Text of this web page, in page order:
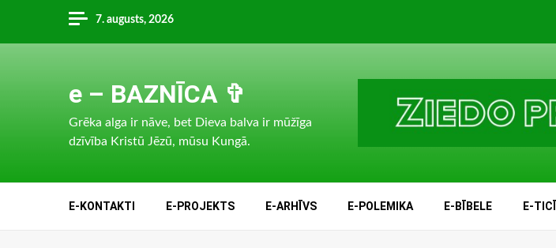
content
7. augusts, 2026
e – BAZNĪCA ✞
Grēka alga ir nāve, bet Dieva balva ir mūžīga
dzīvība Kristū Jēzū, mūsu Kungā.
E-KONTAKTI E-PROJEKTS E-ARHĪVS E-POLEMIKA E-BĪBELE E-